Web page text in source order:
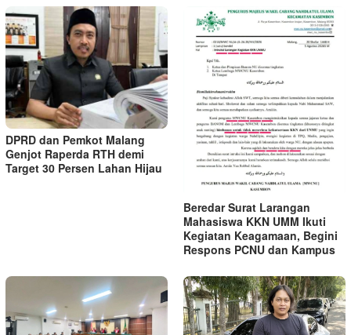
DPRD dan Pemkot Malang
Genjot Raperda RTH demi
Target 30 Persen Lahan Hijau
Beredar Surat Larangan
Mahasiswa KKN UMM Ikuti
Kegiatan Keagamaan, Begini
Respons PCNU dan Kampus